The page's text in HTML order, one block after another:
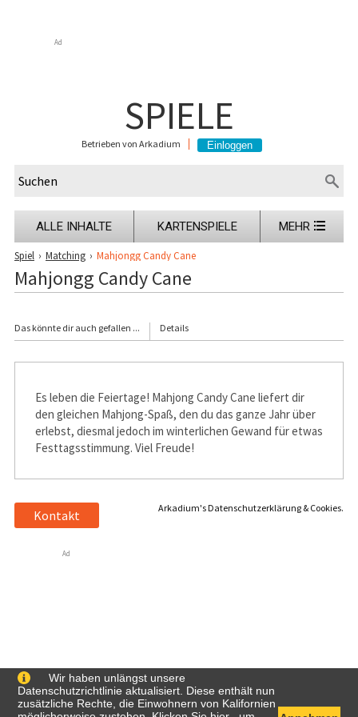
Ad
SPIELE
Betrieben von Arkadium
ALLE INHALTE KARTENSPIELE MEHR
Spiel › Matching › Mahjongg Candy Cane
Mahjongg Candy Cane
Das könnte dir auch gefallen ... Details
Es leben die Feiertage! Mahjong Candy Cane liefert dir
den gleichen Mahjong-Spaß, den du das ganze Jahr über
erlebst, diesmal jedoch im winterlichen Gewand für etwas
Festtagsstimmung. Viel Freude!
Arkadium's Datenschutzerklärung & Cookies.
Kontakt
Ad
Wir haben unlängst unsere
Datenschutzrichtlinie aktualisiert. Diese enthält nun
zusätzliche Rechte, die Einwohnern von Kalifornien